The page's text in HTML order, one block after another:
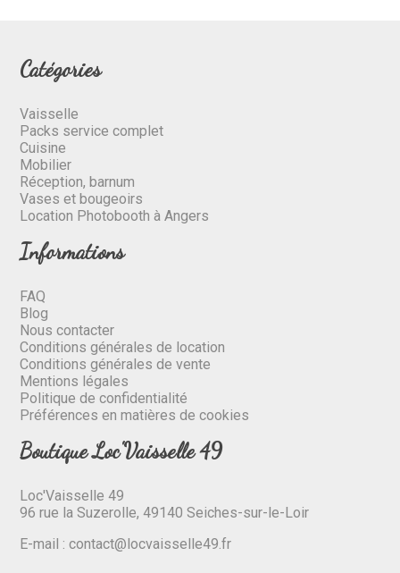
Catégories
Vaisselle
Packs service complet
Cuisine
Mobilier
Réception, barnum
Vases et bougeoirs
Location Photobooth à Angers
Informations
FAQ
Blog
Nous contacter
Conditions générales de location
Conditions générales de vente
Mentions légales
Politique de confidentialité
Préférences en matières de cookies
Boutique Loc'Vaisselle 49
Loc'Vaisselle 49
96 rue la Suzerolle, 49140 Seiches-sur-le-Loir
E-mail :contact@locvaisselle49.fr